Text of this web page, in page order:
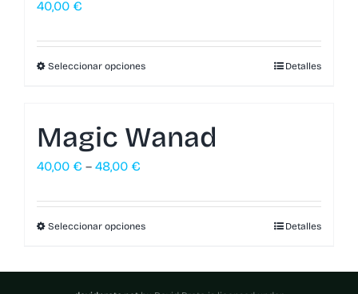
40,00 €
Seleccionar opciones Detalles
Magic Wanad
40,00 € – 48,00 €
Seleccionar opciones Detalles